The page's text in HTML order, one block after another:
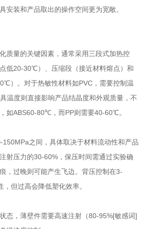
安装和产品取出的操作空间更为宽敞。
质量的关键因素，通常采用三段式加热控
低20-30℃）、压缩段（接近材料熔点）和
）。对于热敏性材料如PVC，需要控制温
温度则直接影响产品结晶度和外观质量，不
如ABS60-80℃，而PP则需要40-60℃。
之间，具体取决于材料流动性和产品
射压力的30-60%，保压时间需通过实验确
，过晚则可能产生飞边。背压控制在3-
但过高会降低塑化效率。
态，薄壁件需要高速注射（80-95%[敏感词]